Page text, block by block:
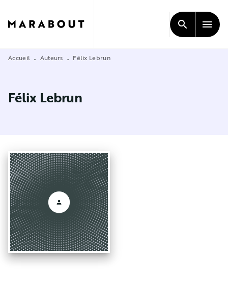
CONTENU
search menu
Accueil • Auteurs • Félix Lebrun
Félix Lebrun